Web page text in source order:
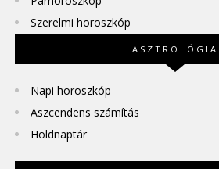
Szerelmi horoszkóp
ASZTROLÓGIA
Napi horoszkóp
Aszcendens számítás
Holdnaptár